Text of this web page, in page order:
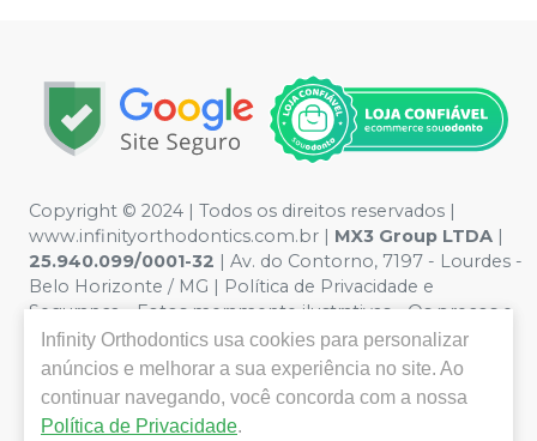
Copyright © 2024 | Todos os direitos reservados |
www.infinityorthodontics.com.br | MX3 Group LTDA |
25.940.099/0001-32 | Av. do Contorno, 7197 - Lourdes -
Belo Horizonte / MG | Política de Privacidade e
Segurança - Fotos meramente ilustrativas - Os preços e
condições da loja virtual estão sujeitos a alterações. Em
caso de divergência de preços no site, o valor válido é o
do Carrinho de Compra. Não vendemos por atacado,
por isso nos reservamos o direito de não atender
Infinity Orthodontics usa cookies para personalizar
anúncios e melhorar a sua experiência no site. Ao
continuar navegando, você concorda com a nossa
Política de Privacidade.